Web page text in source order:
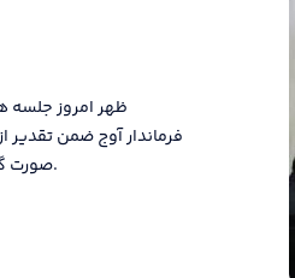
ظهر امروز جلسه
فرماندار آوج ضمن تقدیر
صورت گرفته روند اجرای انتخابات در این شهرستان متناظر با روز شمار انتخاباتی مطلوب است.